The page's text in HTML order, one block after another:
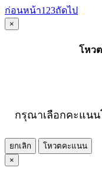
ก่อนหน้า1 23ถัดไป
×
โหว
กรุณาเลือกคะแน
ยกเลิก
โหวตคะแนน
×